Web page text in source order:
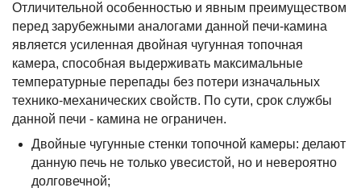
Отличительной особенностью и явным преимуществом
перед зарубежными аналогами данной печи-камина
является усиленная двойная чугунная топочная
камера, способная выдерживать максимальные
температурные перепады без потери изначальных
технико-механических свойств. По сути, срок службы
данной печи - камина не ограничен.
Двойные чугунные стенки топочной камеры: делают
данную печь не только увесистой, но и невероятно
долговечной;